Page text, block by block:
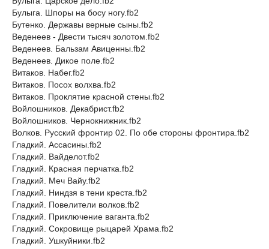
Булыга. Шпоры на босу ногу.fb2
Бутенко. Державы верные сыны.fb2
Веденеев - Двести тысяч золотом.fb2
Веденеев. Бальзам Авиценны.fb2
Веденеев. Дикое поле.fb2
Витаков. Набег.fb2
Витаков. Посох волхва.fb2
Витаков. Проклятие красной стены.fb2
Войлошников. Декабрист.fb2
Войлошников. Чернокнижник.fb2
Волков. Русский фронтир 02. По обе стороны фронтира.fb2
Гладкий. Ассасины.fb2
Гладкий. Вайделот.fb2
Гладкий. Красная перчатка.fb2
Гладкий. Меч Вайу.fb2
Гладкий. Ниндзя в тени креста.fb2
Гладкий. Повелители волков.fb2
Гладкий. Приключение ваганта.fb2
Гладкий. Сокровище рыцарей Храма.fb2
Гладкий. Ушкуйники.fb2